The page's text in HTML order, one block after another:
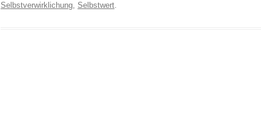
Selbstverwirklichung, Selbstwert.